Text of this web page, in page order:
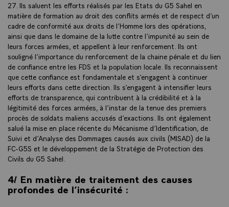
27. Ils saluent les efforts réalisés par les Etats du G5 Sahel en
matière de formation au droit des conflits armés et de respect d’un
cadre de conformité aux droits de l’Homme lors des opérations,
ainsi que dans le domaine de la lutte contre l’impunité au sein de
leurs forces armées, et appellent à leur renforcement. Ils ont
souligné l’importance du renforcement de la chaine pénale et du lien
de confiance entre les FDS et la population locale. Ils reconnaissent
que cette confiance est fondamentale et s’engagent à continuer
leurs efforts dans cette direction. Ils s’engagent à intensifier leurs
efforts de transparence, qui contribuent à la crédibilité et à la
légitimité des forces armées, à l’instar de la tenue des premiers
procès de soldats maliens accusés d’exactions. Ils ont également
salué la mise en place récente du Mécanisme d’Identification, de
Suivi et d’Analyse des Dommages causés aux civils (MISAD) de la
FC-G5S et le développement de la Stratégie de Protection des
Civils du G5 Sahel.
4/ En matière de traitement des causes
profondes de l’insécurité :